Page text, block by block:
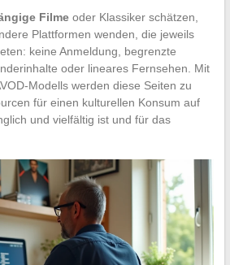
Filmeoder Klassiker schätzen,
Plattformen wenden, die jeweils
keine Anmeldung, begrenzte
oder lineares Fernsehen. Mit
Modells werden diese Seiten zu
für einen kulturellen Konsum auf
und vielfältig ist und für das